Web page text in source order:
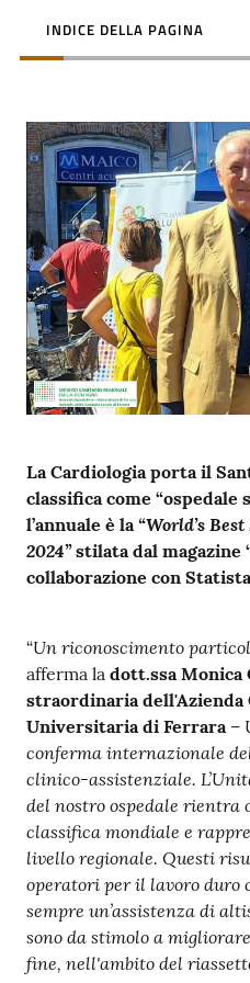
i
i
s
t
r
a
z
i
o
n
e
t
r
s
p
a
r
e
n
e
Fornitori
Seguici
su
INDICE DELLA PAGINA
La Cardiologia porta il
classifica come “ospedale
l’annuale è la “World’s
2024”stilata dal magazine
collaborazione con
“Un riconoscimento
afferma la dott.ssa Monica
straordinaria dell'Azienda
Universitaria di Ferrara –
conferma internazionale
clinico-assistenziale.
del nostro ospedale
classifica mondiale e
livello regionale. Questi
operatori per il lavoro duro
sempre un’assistenza di
sono da stimolo a
fine, nell'ambito del